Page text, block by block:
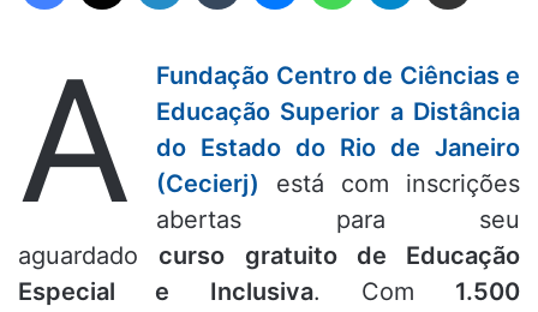
A
Fundação Centro de Ciências e
Educação Superior a Distância
do Estado do Rio de Janeiro
(Cecierj) está com inscrições
abertas para seu
aguardadocurso gratuito de Educação
Especial e Inclusiva. Com 1.500